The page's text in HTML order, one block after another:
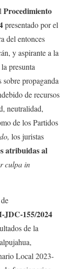
Procedimiento
presentado por el
del entonces
y aspirante a la
presunta
propaganda
de recursos
neutralidad,
de los Partidos
los juristas
atribuidas al
culpa in
155/2024
de la
Local 2023-